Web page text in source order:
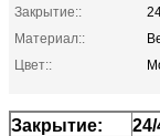
Закрытие::
Материал::
Цвет::
Закрытие: